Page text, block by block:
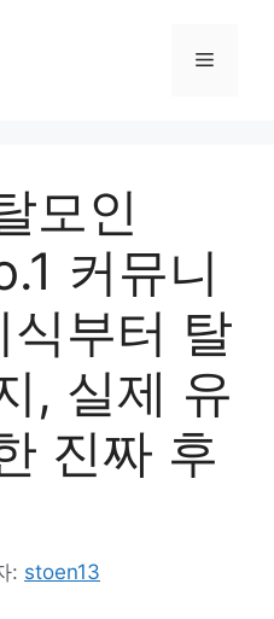
메
모인
커뮤니
부터 탈
, 실제 유
진짜 후
: stoen13